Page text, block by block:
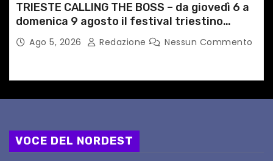
TRIESTE CALLING THE BOSS – da giovedì 6 a
domenica 9 agosto il festival triestino
dedicato a Springsteen
Ago 5, 2026 Redazione Nessun Commento
VOCE DEL NORDEST